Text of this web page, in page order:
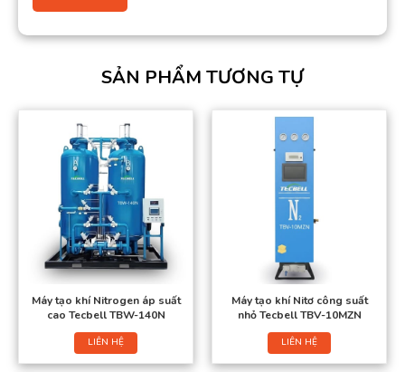
SẢN PHẨM TƯƠNG TỰ
Máy tạo khí Nitrogen áp suất
cao Tecbell TBW-140N
LIÊN HỆ
Máy tạo khí Nitơ công suất
nhỏ Tecbell TBV-10MZN
LIÊN HỆ